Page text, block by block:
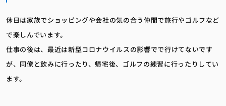
休日は家族でショッピングや会社の気の合う仲間で旅行やゴルフなど
で楽しんでいます。
仕事の後は、最近は新型コロナウイルスの影響でで行けてないです
が、同僚と飲みに行ったり、帰宅後、ゴルフの練習に行ったりしてい
ます。